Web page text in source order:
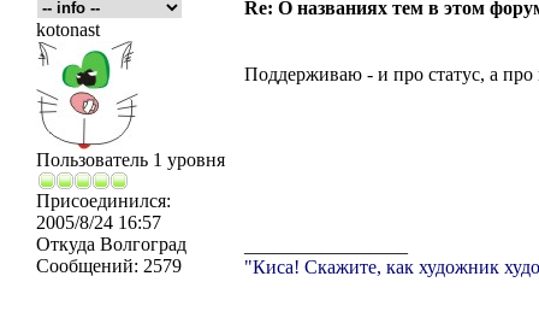
Re: О названиях тем в этом
kotonast
Пользователь 1 уровня
Присоединился:
2005/8/24 16:57
Откуда Волгоград
Сообщений: 2579
Поддерживаю - и про статус, а про
"Киса! Скажите, как художник